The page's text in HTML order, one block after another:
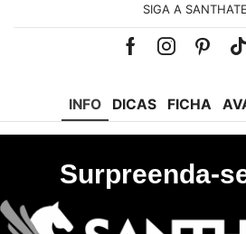
SIGA A
FacebookInstagram
INFO DICAS FICHA
Surpreenda-